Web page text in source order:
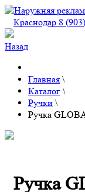
Краснодар 8
Назад
Главная \
Каталог \
Ручки \
Ручка
Ручка